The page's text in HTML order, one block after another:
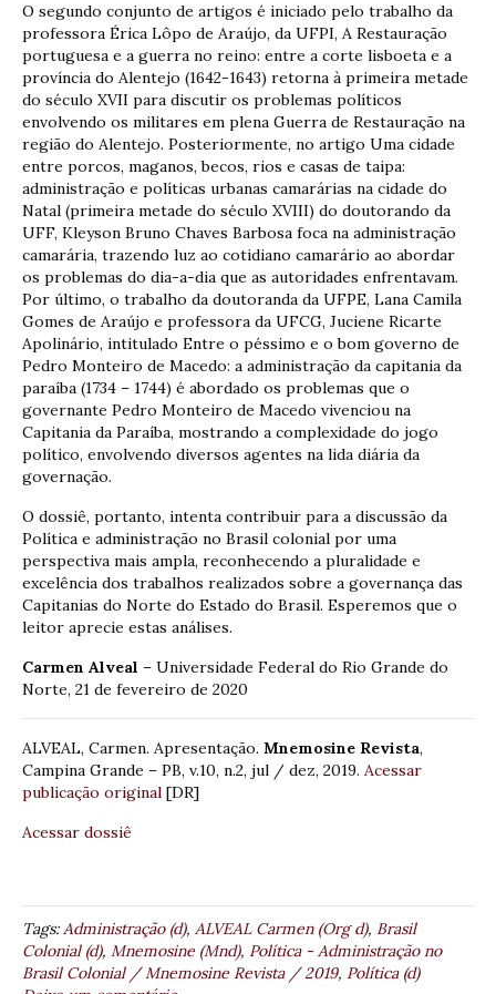
O segundo conjunto de artigos é iniciado pelo trabalho da
professora Érica Lôpo de Araújo, da UFPI, A Restauração
portuguesa e a guerra no reino: entre a corte lisboeta e a
província do Alentejo (1642-1643) retorna à primeira metade
do século XVII para discutir os problemas políticos
envolvendo os militares em plena Guerra de Restauração na
região do Alentejo. Posteriormente, no artigo Uma cidade
entre porcos, maganos, becos, rios e casas de taipa:
administração e políticas urbanas camarárias na cidade do
Natal (primeira metade do século XVIII) do doutorando da
UFF, Kleyson Bruno Chaves Barbosa foca na administração
camarária, trazendo luz ao cotidiano camarário ao abordar
os problemas do dia-a-dia que as autoridades enfrentavam.
Por último, o trabalho da doutoranda da UFPE, Lana Camila
Gomes de Araújo e professora da UFCG, Juciene Ricarte
Apolinário, intitulado Entre o péssimo e o bom governo de
Pedro Monteiro de Macedo: a administração da capitania da
paraíba (1734 – 1744) é abordado os problemas que o
governante Pedro Monteiro de Macedo vivenciou na
Capitania da Paraíba, mostrando a complexidade do jogo
político, envolvendo diversos agentes na lida diária da
governação.
O dossiê, portanto, intenta contribuir para a discussão da
Política e administração no Brasil colonial por uma
perspectiva mais ampla, reconhecendo a pluralidade e
excelência dos trabalhos realizados sobre a governança das
Capitanias do Norte do Estado do Brasil. Esperemos que o
leitor aprecie estas análises.
Carmen Alveal – Universidade Federal do Rio Grande do
Norte, 21 de fevereiro de 2020
ALVEAL, Carmen. Apresentação. Mnemosine Revista,
Campina Grande – PB, v.10, n.2, jul / dez, 2019. Acessar
publicação original [DR]
Acessar dossiê
Tags:Administração (d), ALVEAL Carmen (Org d), Brasil
Colonial (d), Mnemosine (Mnd), Política - Administração no
Brasil Colonial / Mnemosine Revista / 2019, Política (d)